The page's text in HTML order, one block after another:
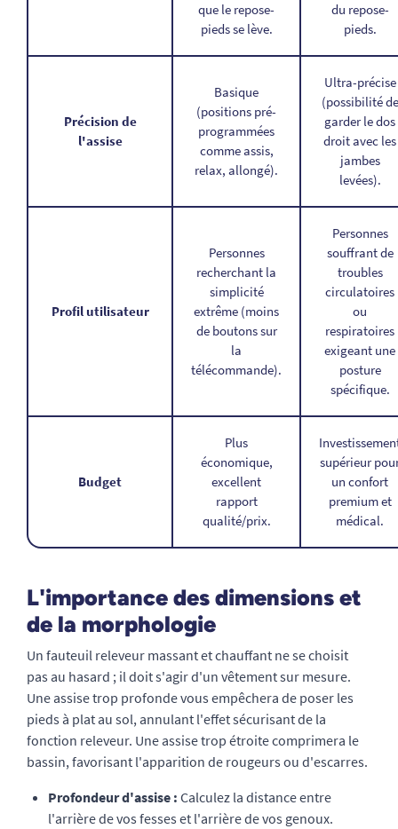
que le repose-
pieds se lève.
du repose-
pieds.
Précision de
l'assise
Basique
(positions pré-
programmées
comme assis,
relax, allongé).
Ultra-précise
(possibilité de
garder le dos
droit avec les
jambes
levées).
Profil utilisateur
Personnes
recherchant la
simplicité
extrême (moins
de boutons sur
la
télécommande).
Personnes
souffrant de
troubles
circulatoires
ou
respiratoires
exigeant une
posture
spécifique.
Budget
Plus
économique,
excellent
rapport
qualité/prix.
supérieur
un confort
premium et
médical.
L'importance des dimensions et
de la morphologie
Un fauteuil releveur massant et chauffant ne se choisit
pas au hasard ; il doit s'agir d'un vêtement sur mesure.
Une assise trop profonde vous empêchera de poser les
pieds à plat au sol, annulant l'effet sécurisant de la
fonction releveur. Une assise trop étroite comprimera le
bassin, favorisant l'apparition de rougeurs ou d'escarres.
Profondeur d'assise : Calculez la distance entre
l'arrière de vos fesses et l'arrière de vos genoux.